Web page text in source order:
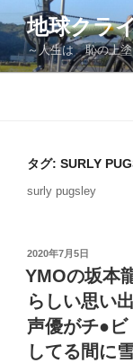
ン
テ
ン
地球クラ
～人生は 恥の上
タグ: SURLY
surly pugsley
投
稿
日:
2020年7月5日
YMOの坂本
らしい思い
声優がチ●ビ
してる間に